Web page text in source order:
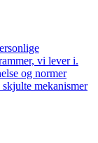
vi lever i.
og normer
mekanismer